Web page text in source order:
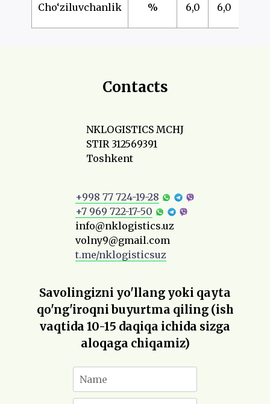
Cho‘ziluvchanlik % 6,0 6,0
Contacts
NKLOGISTICS MCHJ
STIR 312569391
Toshkent
+998 77 724-19-28
+7 969 722-17-50
info@nklogistics.uz
volny9@gmail.com
t.me/nklogisticsuz
Savolingizni yo'llang yoki qayta
qo'ng'iroqni buyurtma qiling (ish
vaqtida 10-15 daqiqa ichida sizga
aloqaga chiqamiz)